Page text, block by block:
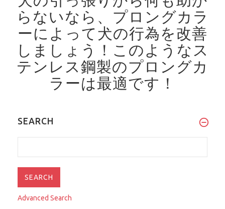
らないなら、プロングカラ
ーによって犬の行為を改善
しましょう！ このようなス
テンレス鋼製のプロングカ
ラーは最適です！
SEARCH
Advanced Search